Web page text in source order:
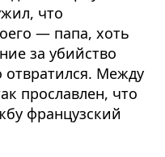
что
— папа, хоть
за убийство
отвратился. Между
прославлен, что
французский